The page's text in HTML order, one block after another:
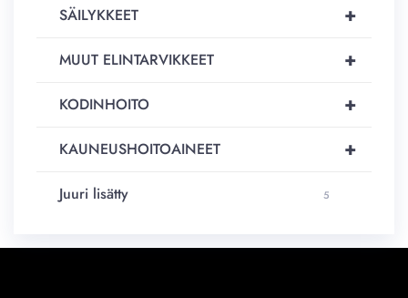
+
SÄILYKKEET
+
MUUT ELINTARVIKKEET
+
KODINHOITO
+
KAUNEUSHOITOAINEET
Juuri lisätty 5